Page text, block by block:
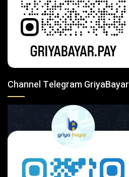
Channel Telegram GriyaBayar